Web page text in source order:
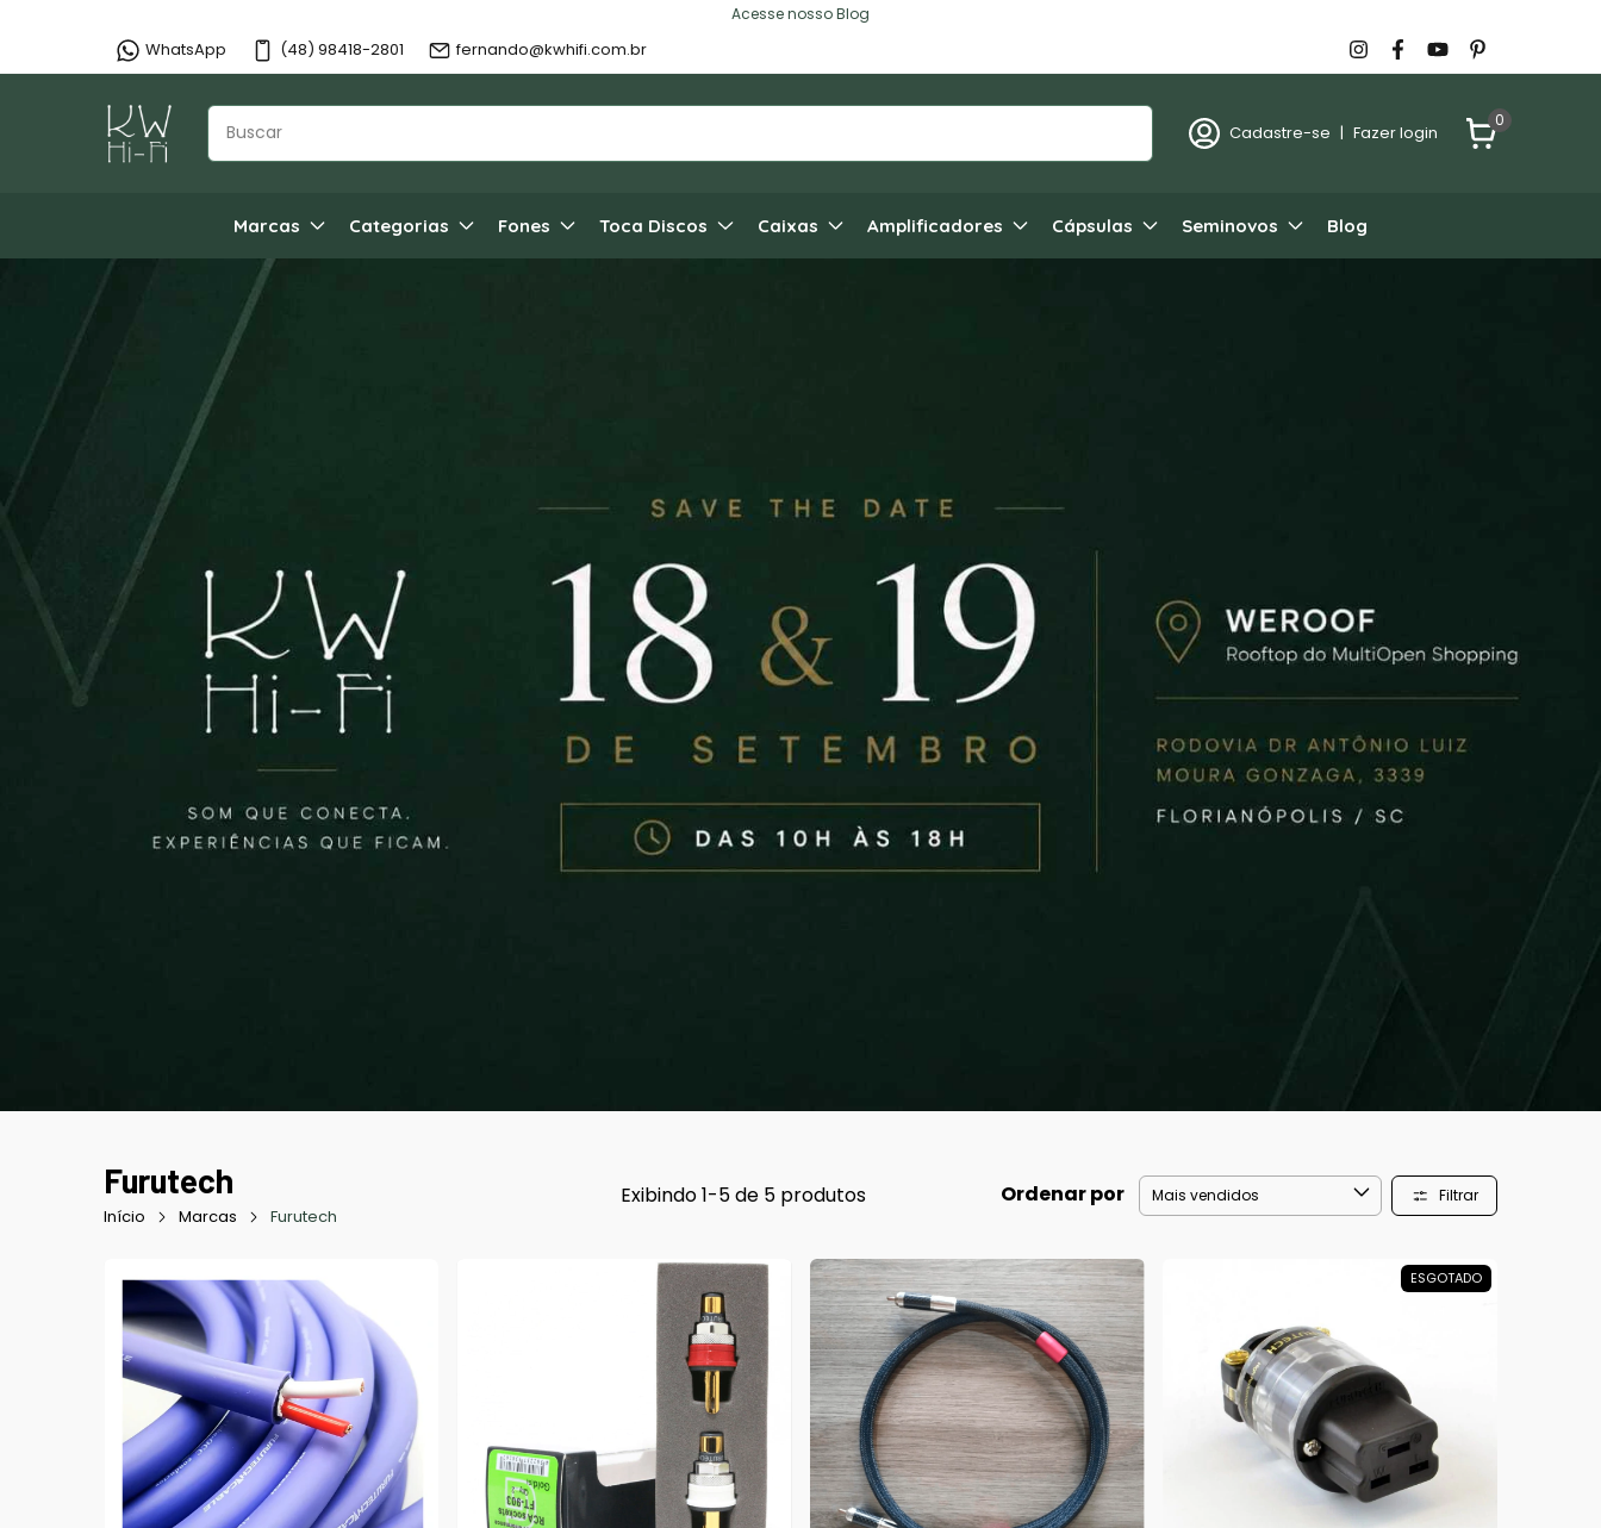
Acesse nosso Blog
WhatsApp (48) 98418-2801 fernando@kwhifi.com.br
Cadastre-se | Fazer login
0
Marcas Categorias Fones Toca Discos Caixas Amplificadores Cápsulas Seminovos Blog
Furutech
Início Marcas Furutech
Exibindo 1-5 de 5 produtos Ordenar por Filtrar
ESGOTADO